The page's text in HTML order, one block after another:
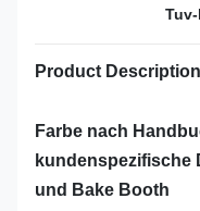
Product Description
Farbe nach
kundenspezifische
und Bake Booth